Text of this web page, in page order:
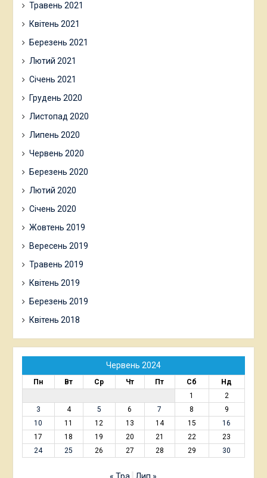
Травень 2021
Квітень 2021
Березень 2021
Лютий 2021
Січень 2021
Грудень 2020
Листопад 2020
Липень 2020
Червень 2020
Березень 2020
Лютий 2020
Січень 2020
Жовтень 2019
Вересень 2019
Травень 2019
Квітень 2019
Березень 2019
Квітень 2018
Червень 2024
Пн Вт Ср Чт Пт Сб
Нд
1
2
3
4 5 6 7 8
9
10
11 12 13 14 15
16
17
18 19 20 21 22
23
24
25 26 27 28 29 30